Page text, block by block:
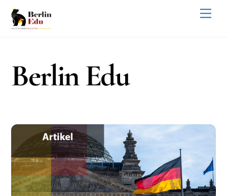
Skip
content
Berlin Edu